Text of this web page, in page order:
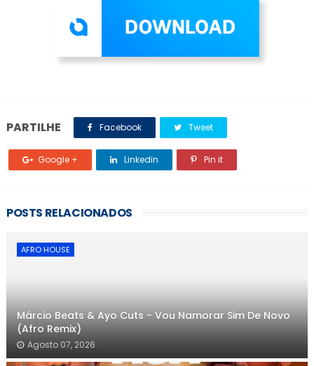
PARTILHE Facebook Tweet
Google + Linkedin Pin it
POSTS RELACIONADOS
AFRO HOUSE
Márcio Beats & Ayo Cuts - Vou Namorar Sim De Novo
(Afro Remix)
Agosto 07, 2026